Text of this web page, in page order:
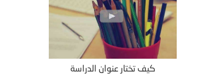
كيف تختار عنوان الدراسة